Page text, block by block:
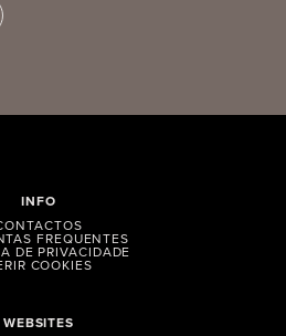
WEBSITES
INFO
FREQUENTES
DE PRIVACIDADE
COOKIES